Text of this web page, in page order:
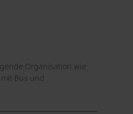
Organisation wie
Bus und